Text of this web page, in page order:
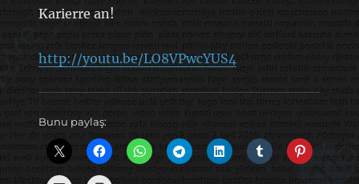
Karierre an!
http://youtu.be/LO8VPwcYUS4
Bunu paylaş: